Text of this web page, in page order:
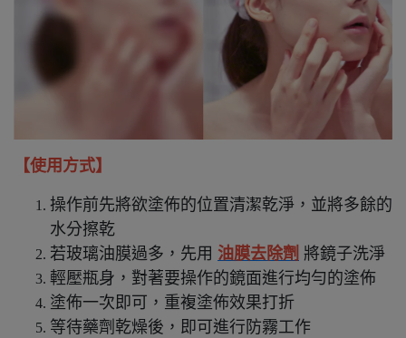
【使用方式】
操作前先將欲塗佈的位置清潔乾淨，並將多餘的
水分擦乾
若玻璃油膜過多，先用 油膜去除劑 將鏡子洗淨
輕壓瓶身，對著要操作的鏡面進行均勻的塗佈
塗佈一次即可，重複塗佈效果打折
等待藥劑乾燥後，即可進行防霧工作